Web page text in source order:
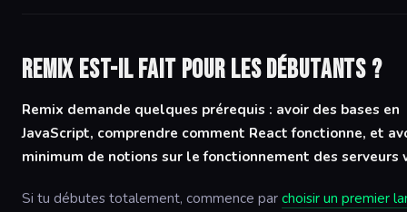
Remix est-il fait pour les débutants ?
Remix demande quelques prérequis : avoir des bases en
JavaScript, comprendre comment React fonctionne, et
minimum de notions sur le fonctionnement des serveurs
Si tu débutes totalement, commence par choisir un premier